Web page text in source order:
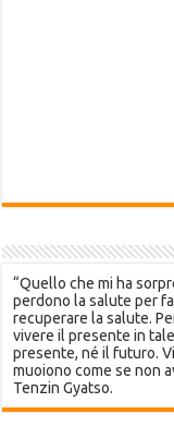
“Quello che mi ha
perdono la salute per
recuperare la salute.
vivere il presente in
presente, né il futuro.
muoiono come se non
Tenzin Gyatso.